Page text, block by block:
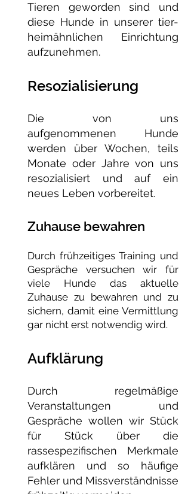
Tieren geworden sind und
diese Hunde in unserer tier-
heimähnlichen Einrichtung
aufzunehmen.
Resozialisierung​
Die von uns
aufgenommenen Hunde
werden über Wochen, teils
Monate oder Jahre von uns
resozialisiert und auf ein
neues Leben vorbereitet.
Zuhause bewahren
Durch frühzeitiges Training und
Gespräche versuchen wir für
viele Hunde das aktuelle
Zuhause zu bewahren und zu
sichern, damit eine Vermittlung
gar nicht erst notwendig wird.
Aufklärung
Durch regelmäßige
Veranstaltungen und
Gespräche wollen wir Stück
für Stück über die
rassespezifischen Merkmale
aufklären und so häufige
Fehler und Missverständnisse